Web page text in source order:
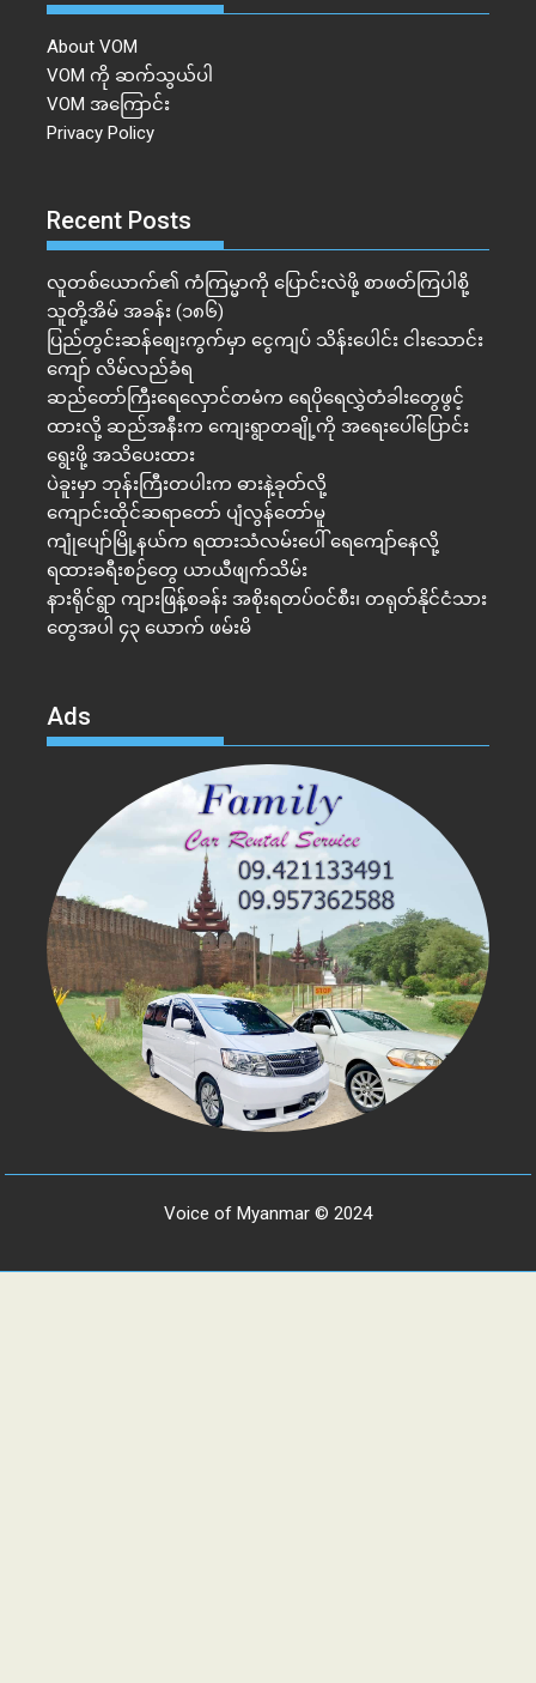
About VOM
VOM ကို ဆက်သွယ်ပါ
VOM အကြောင်း
Privacy Policy
Recent Posts
လူတစ်ယောက်၏ ကံကြမ္မာကို ပြောင်းလဲဖို့ စာဖတ်ကြပါစို့
သူတို့အိမ် အခန်း (၁၈၆)
ပြည်တွင်းဆန်စျေးကွက်မှာ ငွေကျပ် သိန်းပေါင်း ငါး​သောင်း
ကျော် လိမ်လည်ခံရ
ဆည်တော်ကြီးရေလှောင်တမံက ရေပိုရေလွှဲတံခါးတွေဖွင့်
ထားလို့ ဆည်အနီးက ကျေးရွာတချို့ကို အရေးပေါ်ပြောင်း
ရွေးဖို့ အသိပေးထား
ပဲခူးမှာ ဘုန်းကြီးတပါးက ဓားနဲ့ခုတ်လို့
ကျောင်းထိုင်ဆရာတော် ပျံလွန်တော်မူ
ကျုံပျော်မြို့နယ်က ရထားသံလမ်းပေါ် ရေကျော်နေလို့
ရထားခရီးစဉ်တွေ ယာယီဖျက်သိမ်း
နားရိုင်ရွာ ကျားဖြန့်စခန်း အစိုးရတပ်ဝင်စီး၊ တရုတ်နိုင်ငံသား
တွေအပါ ၄၃ ယောက် ဖမ်းမိ
Ads
Voice of Myanmar © 2024